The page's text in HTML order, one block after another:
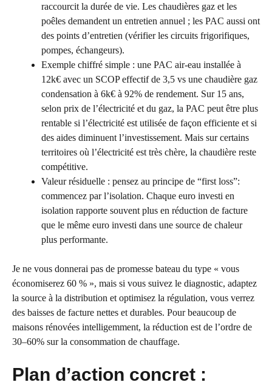
raccourcit la durée de vie. Les chaudières gaz et les
poêles demandent un entretien annuel ; les PAC aussi ont
des points d’entretien (vérifier les circuits frigorifiques,
pompes, échangeurs).
Exemple chiffré simple : une PAC air-eau installée à
12k€ avec un SCOP effectif de 3,5 vs une chaudière gaz
condensation à 6k€ à 92% de rendement. Sur 15 ans,
selon prix de l’électricité et du gaz, la PAC peut être plus
rentable si l’électricité est utilisée de façon efficiente et si
des aides diminuent l’investissement. Mais sur certains
territoires où l’électricité est très chère, la chaudière reste
compétitive.
Valeur résiduelle : pensez au principe de “first loss”:
commencez par l’isolation. Chaque euro investi en
isolation rapporte souvent plus en réduction de facture
que le même euro investi dans une source de chaleur
plus performante.
Je ne vous donnerai pas de promesse bateau du type « vous
économiserez 60 % », mais si vous suivez le diagnostic, adaptez
la source à la distribution et optimisez la régulation, vous verrez
des baisses de facture nettes et durables. Pour beaucoup de
maisons rénovées intelligemment, la réduction est de l’ordre de
30–60% sur la consommation de chauffage.
Plan d’action concret :